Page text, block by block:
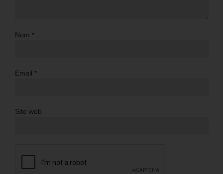
Nom *
Email *
Site web